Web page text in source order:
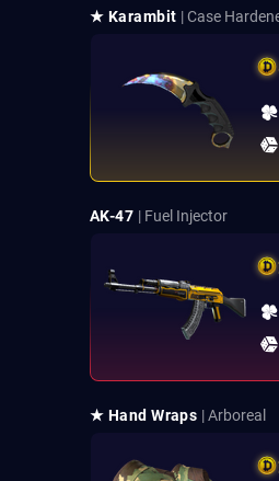
★ Karambit | Case
AK-47 | Fuel Injector
★ Hand Wraps | Arboreal